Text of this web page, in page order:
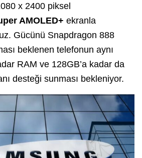
x 2400 piksel
AMOLED+ ekranla
Gücünü Snapdragon 888
beklenen telefonun aynı
RAM ve 128GB’a kadar da
desteği sunması bekleniyor.